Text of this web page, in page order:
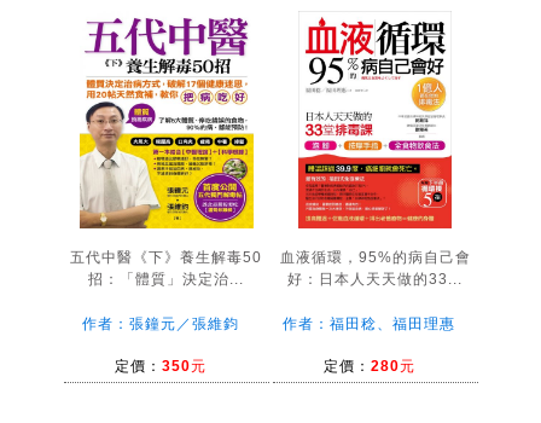
五代中醫《下》養生解毒50
招：「體質」決定治...
作者：張鐘元／張維鈞
定價： 350元
血液循環，95%的病自己會
好：日本人天天做的33...
作者：福田稔、福田理惠
定價： 280元